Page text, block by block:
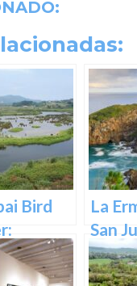
Bird
la
las aves
La
San